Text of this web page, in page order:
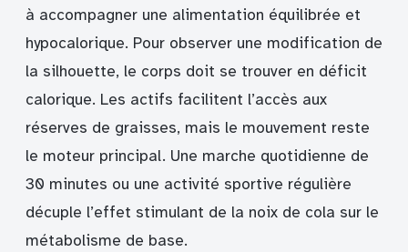
à accompagner une alimentation équilibrée et
hypocalorique. Pour observer une modification de
la silhouette, le corps doit se trouver en déficit
calorique. Les actifs facilitent l’accès aux
réserves de graisses, mais le mouvement reste
le moteur principal. Une marche quotidienne de
30 minutes ou une activité sportive régulière
décuple l’effet stimulant de la noix de cola sur le
métabolisme de base.